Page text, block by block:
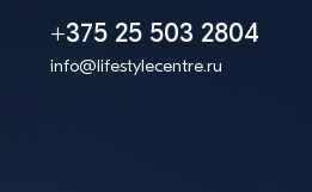
+375 25 503 2804
info@lifestylecentre.ru